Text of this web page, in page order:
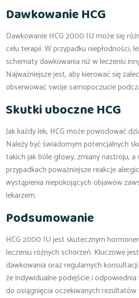
Dawkowanie HCG
Dawkowanie HCG 2000 IU może się
celu terapii. W przypadku niepłodności,
schematy dawkowania niż w leczeniu
Najważniejsze jest, aby kierować się
obserwować swoje samopoczucie
Skutki uboczne HCG
Jak każdy lek, HCG może powodować
Należy być świadomym potencjalnych
takich jak bóle głowy, zmiany nastroju, a
przypadkach poważniejsze reakcje
wystąpienia niepokojących objawów
lekarzem.
Podsumowanie
HCG 2000 IU jest skutecznym
leczeniu różnych schorzeń. Kluczowe
dawkowania oraz regularnych
że indywidualne podejście i
do osiągnięcia oczekiwanych